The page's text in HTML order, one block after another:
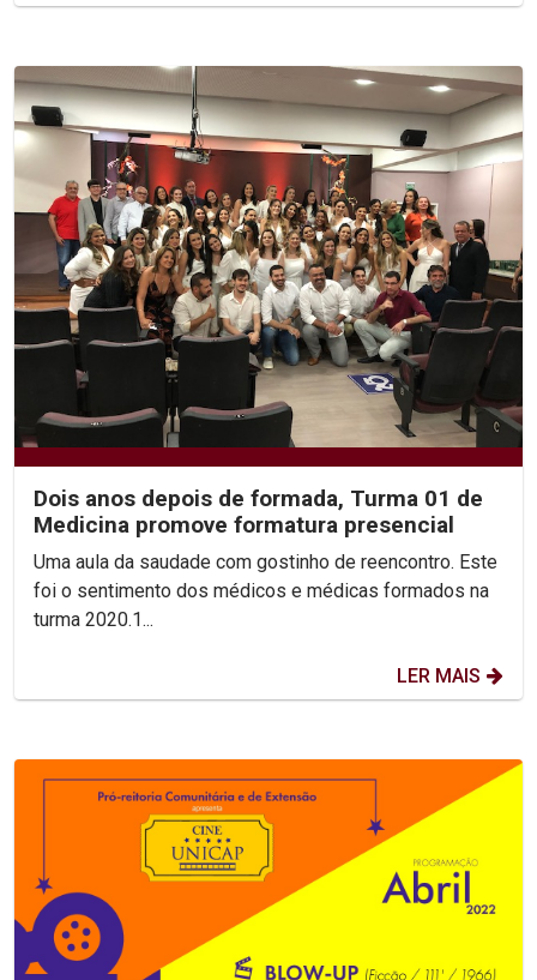
Dois anos depois de formada, Turma 01 de
Medicina promove formatura presencial
Uma aula da saudade com gostinho de reencontro. Este
foi o sentimento dos médicos e médicas formados na
turma 2020.1...
LER MAIS